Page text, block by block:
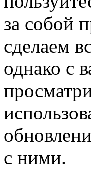
за собой
сделаем
однако с
с ними.